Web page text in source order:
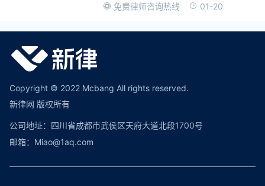
免费律师咨询热线 01-20
Copyright © 2022 Mcbang All rights reserved.
新律网 版权所有
公司地址：四川省成都市武侯区天府大道北段1700号
邮箱：Miao@1aq.com